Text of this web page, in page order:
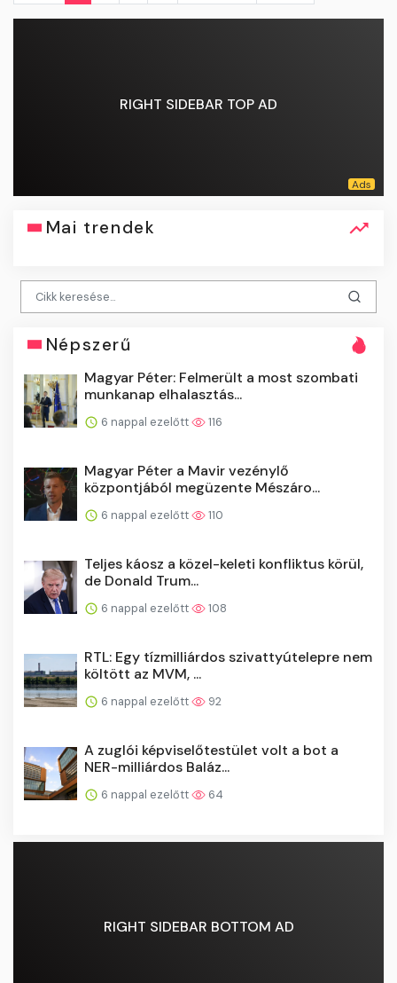
RIGHT SIDEBAR TOP AD
Mai trendek
Népszerű
Magyar Péter: Felmerült a most szombati
munkanap elhalasztás...
6 nappal ezelőtt 116
Magyar Péter a Mavir vezénylő
központjából megüzente Mészáro...
6 nappal ezelőtt 110
Teljes káosz a közel-keleti konfliktus körül,
de Donald Trum...
6 nappal ezelőtt 108
RTL: Egy tízmilliárdos szivattyútelepre nem
költött az MVM, ...
6 nappal ezelőtt 92
A zuglói képviselőtestület volt a bot a
NER-milliárdos Baláz...
6 nappal ezelőtt 64
RIGHT SIDEBAR BOTTOM AD